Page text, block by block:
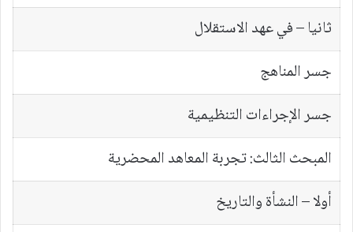
ثانيا – في عهد الاستقلال
جسر المناهج
جسر الإجراءات التنظيمية
المبحث الثالث: تجربة المعاهد المحضرية
أولا – النشأة والتاريخ